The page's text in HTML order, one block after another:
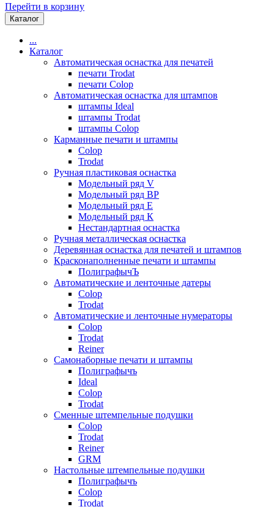
Перейти в корзину
Каталог
...
Каталог
Автоматическая оснастка для печатей
печати Trodat
печати Colop
Автоматическая оснастка для штампов
штампы Ideal
штампы Trodat
штампы Colop
Карманные печати и штампы
Colop
Trodat
Ручная пластиковая оснастка
Модельный ряд V
Модельный ряд ВР
Модельный ряд Е
Модельный ряд К
Нестандартная оснастка
Ручная металлическая оснастка
Деревянная оснастка для печатей и штампов
Красконаполненные печати и штампы
ПолиграфычЪ
Автоматические и ленточные датеры
Colop
Trodat
Автоматические и ленточные нумераторы
Colop
Trodat
Reiner
Самонаборные печати и штампы
Полиграфычъ
Ideal
Colop
Trodat
Сменные штемпельные подушки
Colop
Trodat
Reiner
GRM
Настольные штемпельные подушки
Полиграфычъ
Colop
Trodat